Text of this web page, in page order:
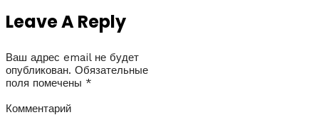
Leave A Reply
Ваш адрес email не будет
опубликован. Обязательные
поля помечены *
Комментарий